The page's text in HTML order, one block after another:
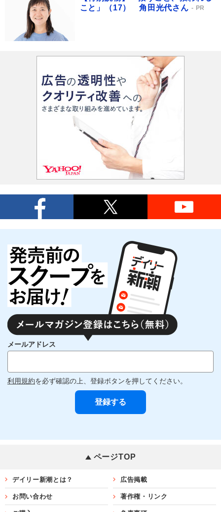
こと」（17） 角田光代さん
PR
メールアドレス
利用規約を必ず確認の上、登録ボタンを押してください。
ページTOP
デイリー新潮とは？ 広告掲載
お問い合わせ 著作権・リンク